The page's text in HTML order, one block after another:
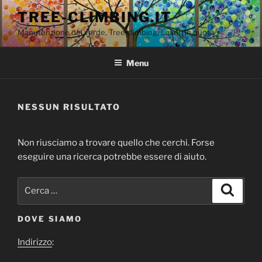
Salta
al
contenuto
TREE-CLIMBING.IT
Manutenzione del verde, Tree climbing, Lavori in quota
Menu
NESSUN RISULTATO
Non riusciamo a trovare quello che cerchi. Forse
eseguire una ricerca potrebbe essere di aiuto.
DOVE SIAMO
Indirizzo: